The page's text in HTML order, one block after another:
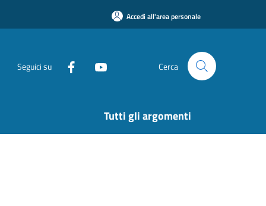
Accedi all'area personale
Seguici su Cerca
Tutti gli argomenti